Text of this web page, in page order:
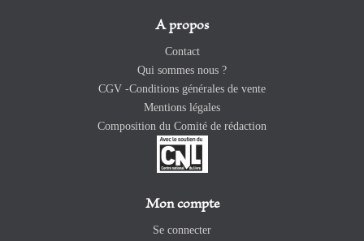
A propos
Contact
Qui sommes nous ?
CGV -Conditions générales de vente
Mentions légales
Composition du Comité de rédaction
Mon compte
Se connecter